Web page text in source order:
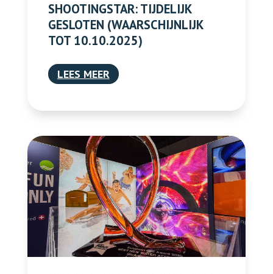
SHOOTINGSTAR: TIJDELIJK
GESLOTEN (WAARSCHIJNLIJK
TOT 10.10.2025)
LEES MEER